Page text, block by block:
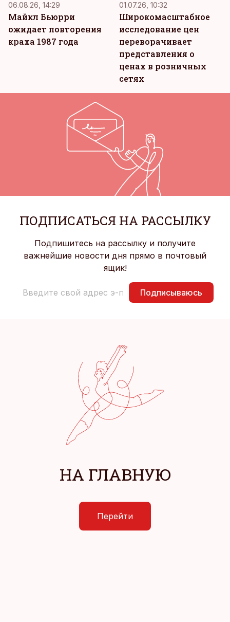
06.08.26, 14:29
Майкл Бьюрри
ожидает повторения
краха 1987 года
01.07.26, 10:32
Широкомасштабное
исследование цен
переворачивает
представления о
ценах в розничных
сетях
ПОДПИСАТЬСЯ НА РАССЫЛКУ
Подпишитесь на рассылку и получите
важнейшие новости дня прямо в почтовый
ящик!
Подписываюсь
НА ГЛАВНУЮ
Перейти